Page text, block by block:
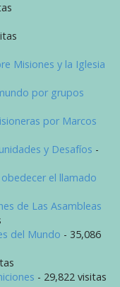
Misiones y la Iglesia
por grupos
por Marcos
y Desafíos -
el llamado
de Las Asambleas
del Mundo - 35,086
- 29,822 visitas